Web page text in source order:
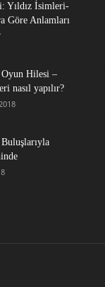
Yıldız İsimleri-
Göre Anlamları
Oyun Hilesi –
nasıl yapılır?